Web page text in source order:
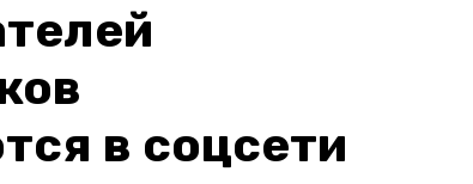
в соцсети